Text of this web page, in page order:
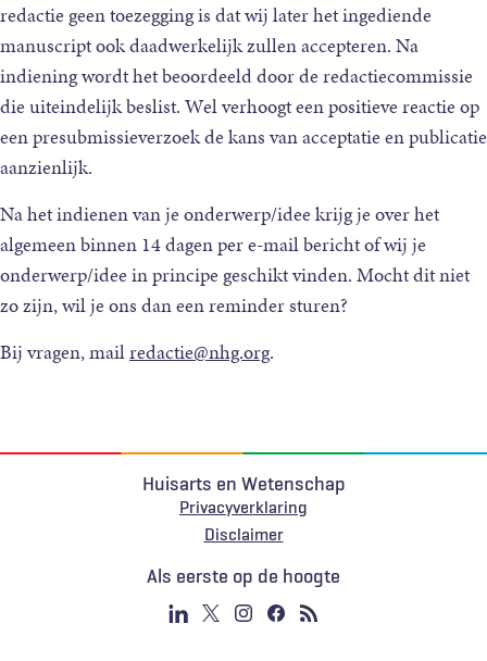
redactie geen toezegging is dat wij later het ingediende
manuscript ook daadwerkelijk zullen accepteren. Na
indiening wordt het beoordeeld door de redactiecommissie
die uiteindelijk beslist. Wel verhoogt een positieve reactie op
een presubmissieverzoek de kans van acceptatie en publicatie
aanzienlijk.
Na het indienen van je onderwerp/idee krijg je over het
algemeen binnen 14 dagen per e-mail bericht of wij je
onderwerp/idee in principe geschikt vinden. Mocht dit niet
zo zijn, wil je ons dan een reminder sturen?
Bij vragen, mailredactie@nhg.org.
Huisarts en Wetenschap
Privacyverklaring
Voet
Disclaimer
Als eerste op de hoogte